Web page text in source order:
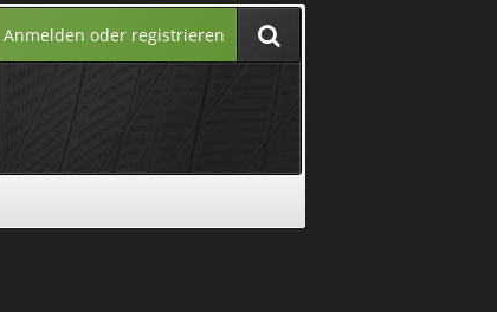
Anmelden oder registrieren